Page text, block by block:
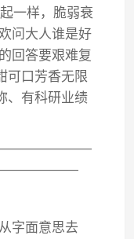
起一样，脆弱衰
问大人谁是好
回答要艰难复
可口芳香无限
、有科研业绩
字面意思去